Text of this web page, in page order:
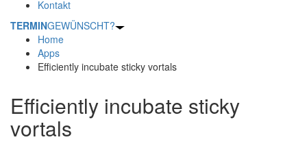
Kontakt
TERMINGEWÜNSCHT?
Home
Apps
Efficiently incubate sticky vortals
Efficiently incubate sticky
vortals